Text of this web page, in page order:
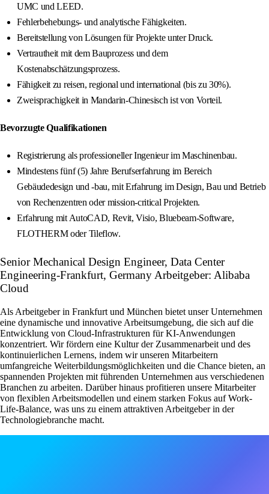
UMC und LEED.
Fehlerbehebungs- und analytische Fähigkeiten.
Bereitstellung von Lösungen für Projekte unter Druck.
Vertrautheit mit dem Bauprozess und dem
Kostenabschätzungsprozess.
Fähigkeit zu reisen, regional und international (bis zu 30%).
Zweisprachigkeit in Mandarin-Chinesisch ist von Vorteil.
Bevorzugte Qualifikationen
Registrierung als professioneller Ingenieur im Maschinenbau.
Mindestens fünf (5) Jahre Berufserfahrung im Bereich
Gebäudedesign und -bau, mit Erfahrung im Design, Bau und Betrieb
von Rechenzentren oder mission-critical Projekten.
Erfahrung mit AutoCAD, Revit, Visio, Bluebeam-Software,
FLOTHERM oder Tileflow.
Senior Mechanical Design Engineer, Data Center
Engineering-Frankfurt, Germany Arbeitgeber: Alibaba
Cloud
Als Arbeitgeber in Frankfurt und München bietet unser Unternehmen
eine dynamische und innovative Arbeitsumgebung, die sich auf die
Entwicklung von Cloud-Infrastrukturen für KI-Anwendungen
konzentriert. Wir fördern eine Kultur der Zusammenarbeit und des
kontinuierlichen Lernens, indem wir unseren Mitarbeitern
umfangreiche Weiterbildungsmöglichkeiten und die Chance bieten, an
spannenden Projekten mit führenden Unternehmen aus verschiedenen
Branchen zu arbeiten. Darüber hinaus profitieren unsere Mitarbeiter
von flexiblen Arbeitsmodellen und einem starken Fokus auf Work-
Life-Balance, was uns zu einem attraktiven Arbeitgeber in der
Technologiebranche macht.